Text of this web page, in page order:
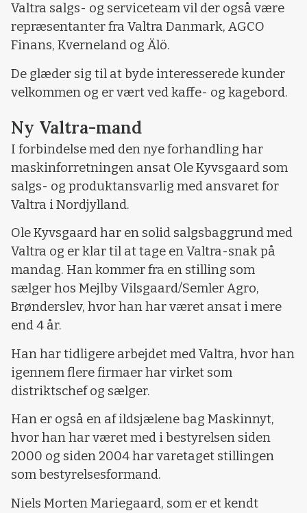
Valtra salgs- og serviceteam vil der også være
repræsentanter fra Valtra Danmark, AGCO
Finans, Kverneland og Älö.
De glæder sig til at byde interesserede kunder
velkommen og er vært ved kaffe- og kagebord.
Ny Valtra-mand
I forbindelse med den nye forhandling har
maskinforretningen ansat Ole Kyvsgaard som
salgs- og produktansvarlig med ansvaret for
Valtra i Nordjylland.
Ole Kyvsgaard har en solid salgsbaggrund med
Valtra og er klar til at tage en Valtra-snak på
mandag. Han kommer fra en stilling som
sælger hos Mejlby Vilsgaard/Semler Agro,
Brønderslev, hvor han har været ansat i mere
end 4 år.
Han har tidligere arbejdet med Valtra, hvor han
igennem flere firmaer har virket som
distriktschef og sælger.
Han er også en af ildsjælene bag Maskinnyt,
hvor han har været med i bestyrelsen siden
2000 og siden 2004 har varetaget stillingen
som bestyrelsesformand.
Niels Morten Mariegaard, som er et kendt